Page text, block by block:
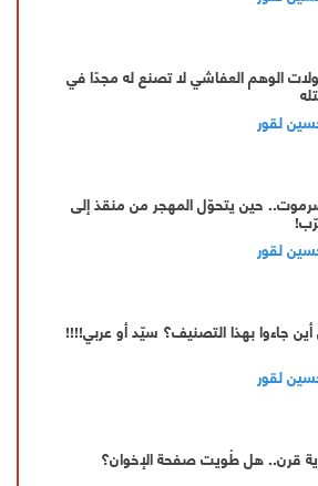
الوهم العفاشي لا تصنع له مجدًا في
لقور
حين يتحوّل المهجر من منقذ إلى
لقور
جاءوا بهذا التصنيف؟ سيّد أو عربي!!!!
لقور
قرن.. هل طُويت صفحة الإخوان؟